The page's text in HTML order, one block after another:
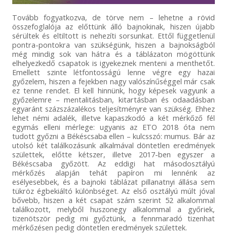
Tovább fogyatkozva, de törve nem – lehetne a rövid
összefoglalója az előttünk álló bajnokinak, hiszen újabb
sérültek és eltiltott is nehezíti sorsunkat. Ettől függetlenül
pontra-pontokra van szükségünk, hiszen a bajnokságból
még mindig sok van hátra és a táblázaton mögöttünk
elhelyezkedő csapatok is igyekeznek menteni a menthetőt.
Emellett szinte létfontosságú lenne végre egy hazai
győzelem, hiszen a fejekben nagy valószínűséggel már csak
ez tenne rendet. El kell hinnünk, hogy képesek vagyunk a
győzelemre – mentalitásban, kitartásban és odaadásban
egyaránt százszázalékos teljesítményre van szükség. Ehhez
lehet némi adalék, illetve kapaszkodó a két mérkőző fél
egymás elleni mérlege: ugyanis az ETO 2018 óta nem
tudott győzni a Békéscsaba ellen – kulcsszó: mumus. Bár az
utolsó két találkozásunk alkalmával döntetlen eredmények
születtek, előtte kétszer, illetve 2017-ben egyszer a
Békéscsaba győzött. Az eddigi hat másodosztályú
mérkőzés alapján tehát papíron mi lennénk az
esélyesebbek, és a bajnoki táblázat pillanatnyi állása sem
tükröz égbekiáltó különbséget. Az első osztályú múlt jóval
bővebb, hiszen a két csapat szám szerint 52 alkalommal
találkozott, melyből huszonegy alkalommal a győriek,
tizenötször pedig mi győztünk, a fennmaradó tizenhat
mérkőzésen pedig döntetlen eredmények születtek.